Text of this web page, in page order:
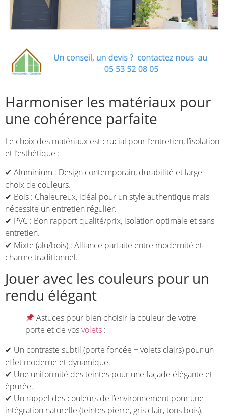
Harmoniser les matériaux pour
une cohérence parfaite
Le choix des matériaux est crucial pour l’entretien, l’isolation
et l’esthétique :
✔ Aluminium : Design contemporain, durabilité et large
choix de couleurs.
✔ Bois : Chaleureux, idéal pour un style authentique mais
nécessite un entretien régulier.
✔ PVC : Bon rapport qualité/prix, isolation optimale et sans
entretien.
✔ Mixte (alu/bois) : Alliance parfaite entre modernité et
charme traditionnel.
Jouer avec les couleurs pour un
rendu élégant
Astuces pour bien choisir la couleur de votre
porte et de vosvolets :
✔ Un contraste subtil (porte foncée + volets clairs) pour un
effet moderne et dynamique.
✔ Une uniformité des teintes pour une façade élégante et
épurée.
✔ Un rappel des couleurs de l’environnement pour une
intégration naturelle (teintes pierre, gris clair, tons bois).